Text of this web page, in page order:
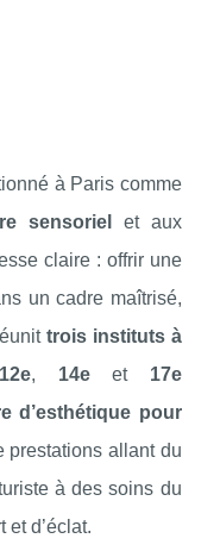
à Paris comme
sensoriel
et aux
claire : offrir une
un cadre maîtrisé,
trois instituts à
12e, 14eet 17e
d’esthétique pour
prestations allant du
à des soins du
et d’éclat.